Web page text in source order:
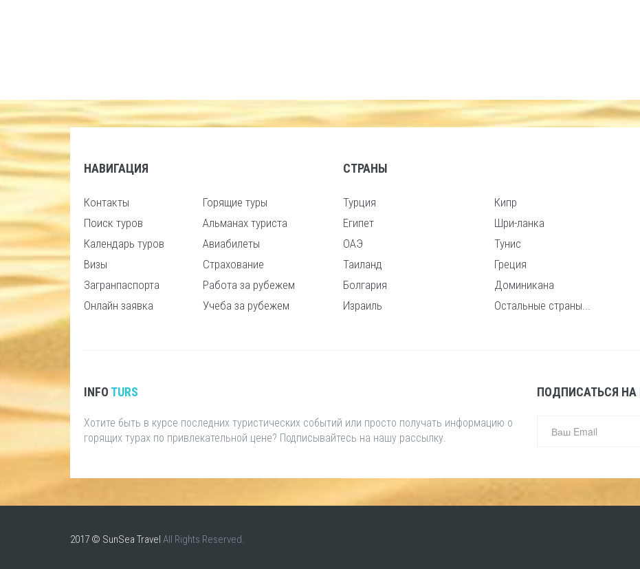
НАВИГАЦИЯ
Контакты
Поиск туров
Календарь туров
Визы
Загранпаспорта
Онлайн заявка
Горящие туры
Альманах туриста
Авиабилеты
Страхование
Работа за рубежем
Учеба за рубежем
СТРАНЫ
Турция
Египет
ОАЭ
Таиланд
Болгария
Израиль
Кипр
Шри-ланка
Тунис
Греция
Доминикана
Остальные страны...
INFO TURS
Хотите быть в курсе последних туристических событий или просто получать информацию о
горящих турах по привлекательной цене? Подписывайтесь на нашу рассылку.
ПОДПИСАТЬСЯ НА
2017 © SunSea Travel All Rights Reserved.